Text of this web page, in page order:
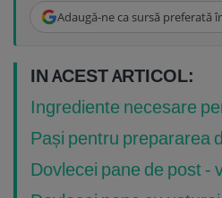
Adaugă-ne ca sursă preferată
IN ACEST ARTICOL:
Ingrediente necesare
Pași pentru prepararea
Dovlecei pane de post -